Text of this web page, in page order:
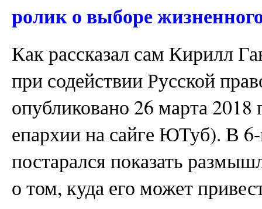
ролик о выборе
Как рассказал сам Кирилл
при содействии Русской
опубликовано 26 марта 2018
епархии на сайге ЮТуб). В
постарался показать
о том, куда его может